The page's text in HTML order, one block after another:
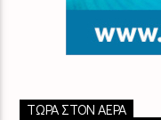
ΤΏΡΑ ΣΤΟΝ ΑΈΡΑ